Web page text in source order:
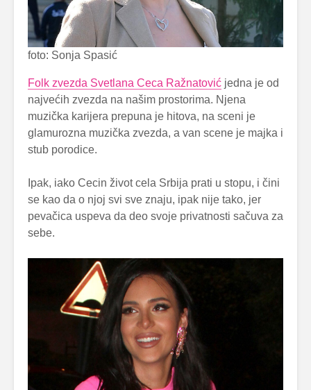
foto: Sonja Spasić
Folk zvezda Svetlana Ceca Ražnatović jedna je od
najvećih zvezda na našim prostorima. Njena
muzička karijera prepuna je hitova, na sceni je
glamurozna muzička zvezda, a van scene je majka i
stub porodice.
Ipak, iako Cecin život cela Srbija prati u stopu, i čini
se kao da o njoj svi sve znaju, ipak nije tako, jer
pevačica uspeva da deo svoje privatnosti sačuva za
sebe.